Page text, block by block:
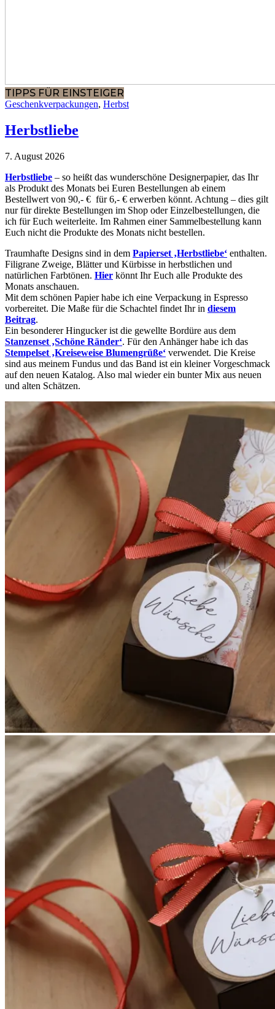
TIPPS FÜR EINSTEIGER
Geschenkverpackungen, Herbst
Herbstliebe
7. August 2026
Herbstliebe – so heißt das wunderschöne Designerpapier, das Ihr
als Produkt des Monats bei Euren Bestellungen ab einem
Bestellwert von 90,- € für 6,- € erwerben könnt. Achtung – dies gilt
nur für direkte Bestellungen im Shop oder Einzelbestellungen, die
ich für Euch weiterleite. Im Rahmen einer Sammelbestellung kann
Euch nicht die Produkte des Monats nicht bestellen.
Traumhafte Designs sind in dem Papierset ‚Herbstliebe‘ enthalten.
Filigrane Zweige, Blätter und Kürbisse in herbstlichen und
natürlichen Farbtönen. Hier könnt Ihr Euch alle Produkte des
Monats anschauen.
Mit dem schönen Papier habe ich eine Verpackung in Espresso
vorbereitet. Die Maße für die Schachtel findet Ihr in diesem
Beitrag.
Ein besonderer Hingucker ist die gewellte Bordüre aus dem
Stanzenset ‚Schöne Ränder‘. Für den Anhänger habe ich das
Stempelset ‚Kreiseweise Blumengrüße‘ verwendet. Die Kreise
sind aus meinem Fundus und das Band ist ein kleiner Vorgeschmack
auf den neuen Katalog. Also mal wieder ein bunter Mix aus neuen
und alten Schätzen.